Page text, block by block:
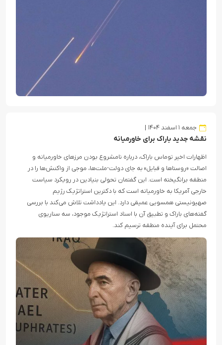
جمعه ۱ اسفند ۱۴۰۴
نقشه جدید باراک برای خاورمیانه
اظهارات اخیر توماس باراک، درباره نامشروع بودن مرزهای خاورمیانه و
اصالت «روستاها و قبایل» به جای دولت-ملت‌ها، موجی از واکنش‌ها را در
منطقه برانگیخته است. این گفتمان تحولی بنیادین در رویکرد سیاست
خارجی آمریکا به خاورمیانه است که با دکترین استراتژیک رژیم
صهیونیستی همسویی عمیقی دارد. این یادداشت تلاش می‌کند با بررسی
گفته‌های باراک و تطبیق آن با اسناد استراتژیک موجود، سه سناریوی
محتمل برای آینده منطقه ترسیم کند.